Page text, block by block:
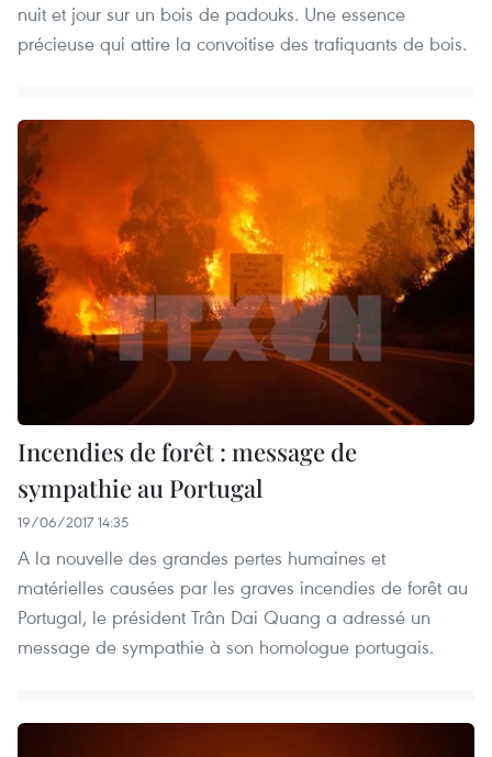
nuit et jour sur un bois de padouks. Une essence
précieuse qui attire la convoitise des trafiquants de bois.
Incendies de forêt : message de
sympathie au Portugal
19/06/2017 14:35
A la nouvelle des grandes pertes humaines et
matérielles causées par les graves incendies de forêt au
Portugal, le président Trân Dai Quang a adressé un
message de sympathie à son homologue portugais.